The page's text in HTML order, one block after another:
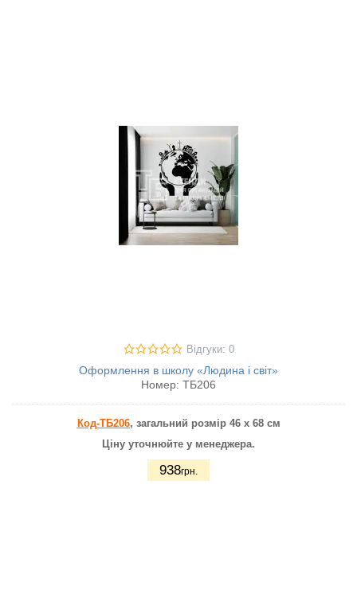
Відгуки: 0
Оформлення в школу «Людина і світ»
Номер: ТБ206
Код-ТБ206, загальний розмір 46 х 68 см
Ціну уточнюйте у менеджера.
938грн.